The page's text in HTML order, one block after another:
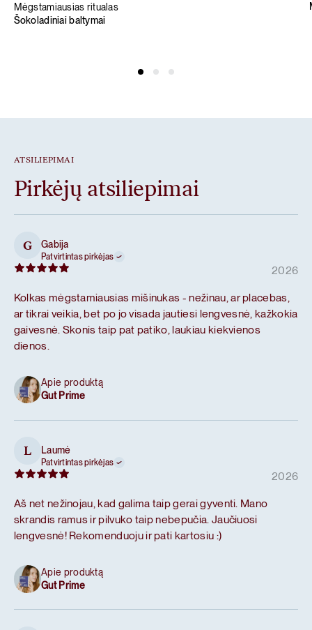
Mėgstamiausias ritualas
Šokoladiniai baltymai
ATSILIEPIMAI
Pirkėjų atsiliepimai
G Gabija
Patvirtintas pirkėjas
2026
Kolkas mėgstamiausias mišinukas - nežinau, ar placebas,
ar tikrai veikia, bet po jo visada jautiesi lengvesnė, kažkokia
gaivesnė. Skonis taip pat patiko, laukiau kiekvienos
dienos.
Apie produktą
Gut Prime
L Laumė
Patvirtintas pirkėjas
2026
Aš net nežinojau, kad galima taip gerai gyventi. Mano
skrandis ramus ir pilvuko taip nebepučia. Jaučiuosi
lengvesnė! Rekomenduoju ir pati kartosiu :)
Apie produktą
Gut Prime